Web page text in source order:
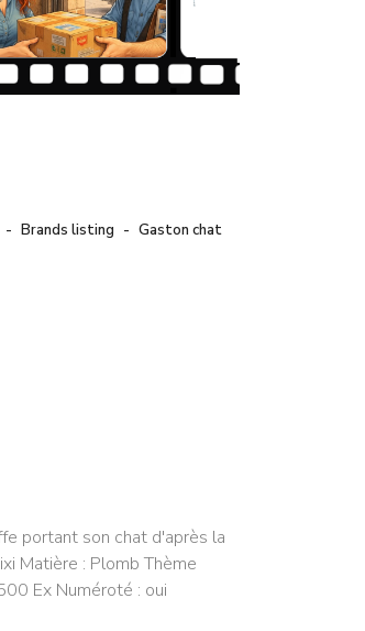
Brands listing Gaston chat
portant son chat d'après la
Matière : Plomb Thème
Ex Numéroté : oui